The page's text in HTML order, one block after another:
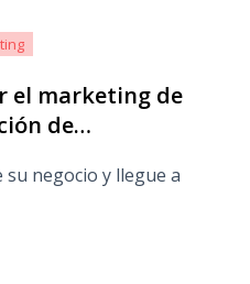
el marketing de
de
su negocio y llegue a